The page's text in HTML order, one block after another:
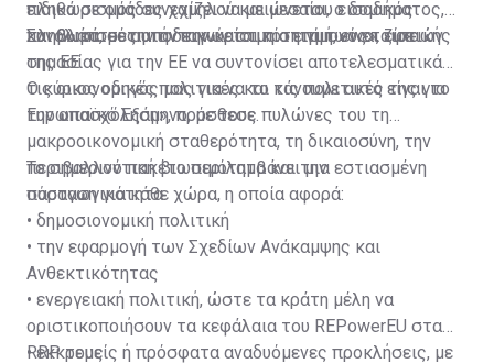
πληθωρισμός συνεχίζει να μειώνεται, ο δομικός
πληθωρισμός αποδεικνύεται πιο επίμονος», είπε
ειδικά σε ομάδες χαμηλού και μεσαίου εισοδήματος,
και βλάπτει την ανταγωνιστικότητα των εταιρειών
της ΕΕ.
Συνολικά, σε αυτήν την κρίσιμη στιγμή, είναι ζωτικής
σημασίας για την ΕΕ να συντονίσει αποτελεσματικά
τις οικονομικές πολιτικές και τις πολιτικές της για
την απασχόληση», πρόσθεσε.
Ο κύριος οδηγός μας για να το κάνουμε αυτό είναι το
Ευρωπαϊκό Εξάμηνο, με τους πυλώνες του τη
μακροοικονομική σταθερότητα, τη δικαιοσύνη, την
περιβαλλοντική βιωσιμότητα και την
παραγωγικότητα.
Το σημερινό πακέτο περιλαμβάνει μια εστιασμένη
σύσταση για κάθε χώρα, η οποία αφορά:
• δημοσιονομική πολιτική
• την εφαρμογή των Σχεδίων Ανάκαμψης και
Ανθεκτικότητας
• ενεργειακή πολιτική, ώστε τα κράτη μέλη να
οριστικοποιήσουν τα κεφάλαια του REPowerEU στα
RRP τους
• εκκρεμείς ή πρόσφατα αναδυόμενες προκλήσεις, με